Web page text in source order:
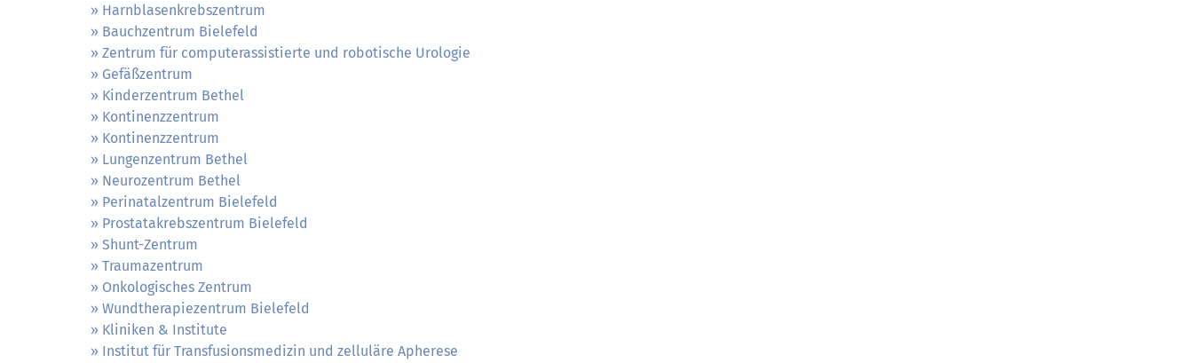
Harnblasenkrebszentrum
Bauchzentrum Bielefeld
Zentrum für computerassistierte und robotische Urologie
Gefäßzentrum
Kinderzentrum Bethel
Kontinenzzentrum
Kontinenzzentrum
Lungenzentrum Bethel
Neurozentrum Bethel
Perinatalzentrum Bielefeld
Prostatakrebszentrum Bielefeld
Shunt-Zentrum
Traumazentrum
Onkologisches Zentrum
Wundtherapiezentrum Bielefeld
Kliniken & Institute
Institut für Transfusionsmedizin und zelluläre Apherese